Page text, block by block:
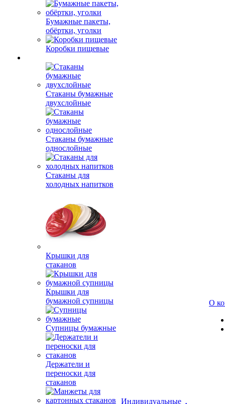
Бумажные пакеты,
обёртки, уголки
Коробки пищевые
Стаканы бумажные
двухслойные
Стаканы бумажные
однослойные
Стаканы для
холодных напитков
Крышки для
стаканов
Крышки для
бумажной супницы
Супницы бумажные
Держатели и
переноски для
стаканов
Индивидуальные
О